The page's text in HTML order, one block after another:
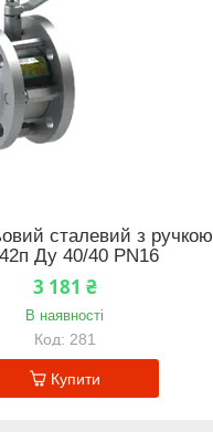
сталевий з ручкою
Ду 40/40 PN16
3 181 ₴
В наявності
281
Купити